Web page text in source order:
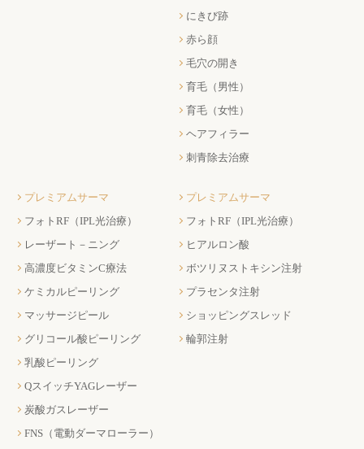
にきび跡
赤ら顔
毛穴の開き
育毛（男性）
育毛（女性）
ヘアフィラー
刺青除去治療
プレミアムサーマ
フォトRF（IPL光治療）
レーザート－ニング
高濃度ビタミンC療法
ケミカルピーリング
マッサージピール
グリコール酸ピーリング
乳酸ピーリング
QスイッチYAGレーザー
炭酸ガスレーザー
FNS（電動ダーマローラー）
プレミアムサーマ
フォトRF（IPL光治療）
ヒアルロン酸
ボツリヌストキシン注射
プラセンタ注射
ショッピングスレッド
輪郭注射